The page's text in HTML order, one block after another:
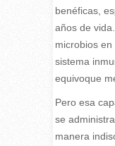
benéficas,
años de
microbios
sistema
equivoque
Pero esa
se
manera